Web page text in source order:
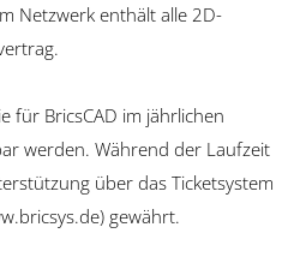
Netzwerk enthält alle 2D-
für BricsCAD im jährlichen
werden. Während der Laufzeit
über das Ticketsystem
gewährt.